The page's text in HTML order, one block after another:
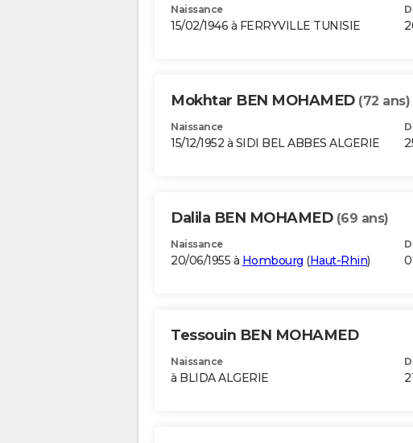
Naissance
15/02/1946 à FERRYVILLE TUNISIE
Mokhtar BEN MOHAMED (72 ans)
Naissance
15/12/1952 à SIDI BEL ABBES ALGERIE
Dalila BEN MOHAMED (69 ans)
Naissance
20/06/1955 à Hombourg (Haut-Rhin)
Tessouin BEN MOHAMED
Naissance
à BLIDA ALGERIE